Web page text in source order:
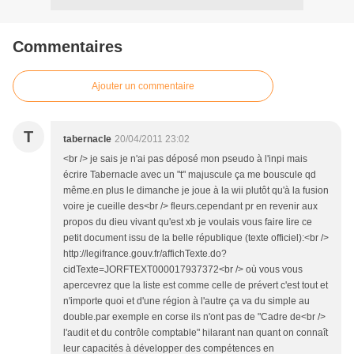
Commentaires
Ajouter un commentaire
T tabernacle 20/04/2011 23:02
<br /> je sais je n'ai pas déposé mon pseudo à l'inpi mais
écrire Tabernacle avec un "t" majuscule ça me bouscule qd
même.en plus le dimanche je joue à la wii plutôt qu'à la fusion
voire je cueille des<br /> fleurs.cependant pr en revenir aux
propos du dieu vivant qu'est xb je voulais vous faire lire ce
petit document issu de la belle république (texte officiel):<br />
http://legifrance.gouv.fr/affichTexte.do?
cidTexte=JORFTEXT000017937372<br /> où vous vous
apercevrez que la liste est comme celle de prévert c'est tout et
n'importe quoi et d'une région à l'autre ça va du simple au
double.par exemple en corse ils n'ont pas de "Cadre de<br />
l'audit et du contrôle comptable" hilarant nan quant on connaît
leur capacités à développer des compétences en